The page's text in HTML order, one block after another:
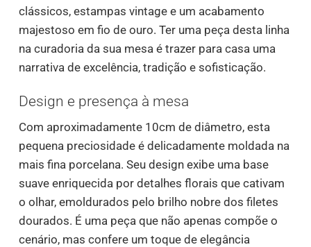
clássicos, estampas vintage e um acabamento
majestoso em fio de ouro. Ter uma peça desta linha
na curadoria da sua mesa é trazer para casa uma
narrativa de excelência, tradição e sofisticação.
Design e presença à mesa
Com aproximadamente 10cm de diâmetro, esta
pequena preciosidade é delicadamente moldada na
mais fina porcelana. Seu design exibe uma base
suave enriquecida por detalhes florais que cativam
o olhar, emoldurados pelo brilho nobre dos filetes
dourados. É uma peça que não apenas compõe o
cenário, mas confere um toque de elegância